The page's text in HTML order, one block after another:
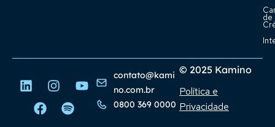
de
© 2025 Kamino
Política e
Privacidade
contato@kami
no.com.br
0800 369 0000